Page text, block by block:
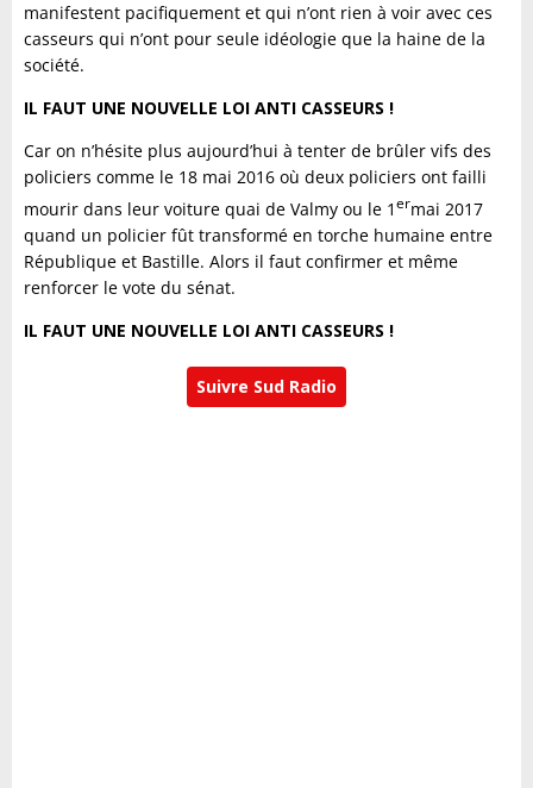
manifestent pacifiquement et qui n’ont rien à voir avec ces
casseurs qui n’ont pour seule idéologie que la haine de la
société.
IL FAUT UNE NOUVELLE LOI ANTI CASSEURS !
Car on n’hésite plus aujourd’hui à tenter de brûler vifs des
policiers comme le 18 mai 2016 où deux policiers ont failli
mourir dans leur voiture quai de Valmy ou le 1 ermai 2017
quand un policier fût transformé en torche humaine entre
République et Bastille. Alors il faut confirmer et même
renforcer le vote du sénat.
IL FAUT UNE NOUVELLE LOI ANTI CASSEURS !
Suivre Sud Radio